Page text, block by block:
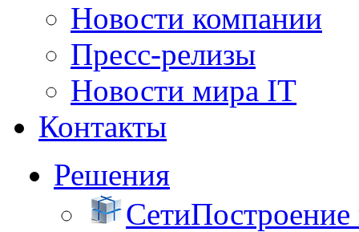
Новости компании
Пресс-релизы
Новости мира IT
Контакты
Решения
Сети